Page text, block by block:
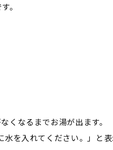
。
なるまでお湯が出ます。
を入れてください。」と